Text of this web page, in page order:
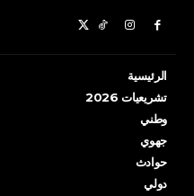
الرئيسية
تشريعيات 2026
وطني
جهوي
حوادث
دولي